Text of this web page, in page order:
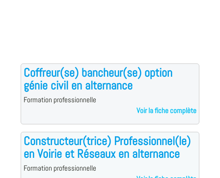
Coffreur(se) bancheur(se) option
génie civil en alternance
Formation professionnelle
Voir la fiche complète
Constructeur(trice) Professionnel(le)
en Voirie et Réseaux en alternance
Formation professionnelle